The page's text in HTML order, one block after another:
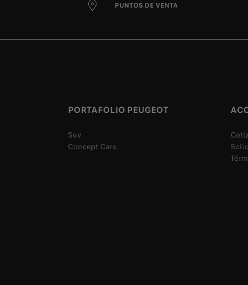
PUNTOS DE VENTA
PORTAFOLIO PEUGEOT
Suv
Concept Cars